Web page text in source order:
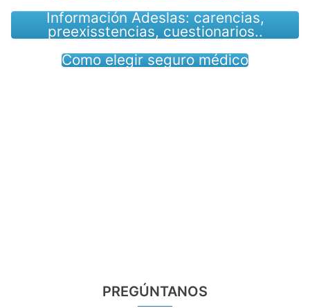
Información Adeslas: carencias,
preexisstencias, cuestionarios..
Como elegir seguro médico
PREGÚNTANOS